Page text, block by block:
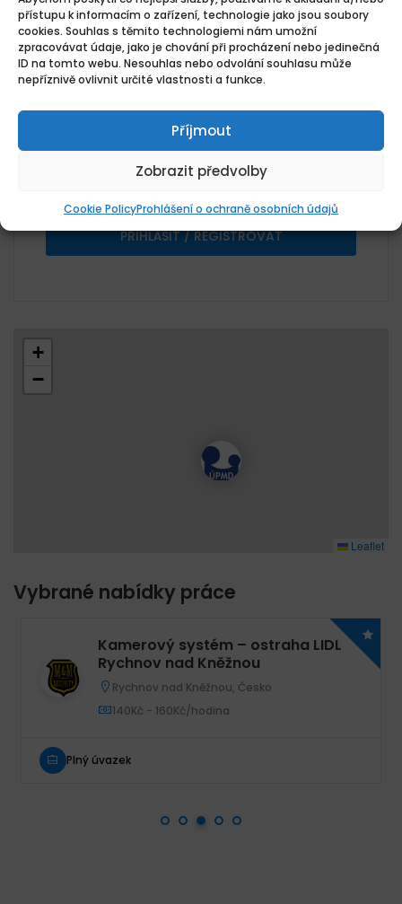
přístupu k informacím o zařízení, technologie jako jsou soubory
cookies. Souhlas s těmito technologiemi nám umožní
zpracovávat údaje, jako je chování při procházení nebo jedinečná
ID na tomto webu. Nesouhlas nebo odvolání souhlasu může
nepříznivě ovlivnit určité vlastnosti a funkce.
Příjmout
Zobrazit předvolby
Cookie PolicyProhlášení o ochraně osobních údajů
Datum zveřejnění
10.08.2026
Umístění
Praha 4, Česko
Kategorie
Biomed.inženýrství Metrolog
Žádosti o zaměstnání
Pro odeslání životopisu se přihlaste nebo
zaregistrujte jako uchazeč.
PŘIHLÁSIT / REGISTROVAT
+
−
Leaflet
Vybrané nabídky práce
Kamerový systém – ostraha LIDL
Rychnov nad Kněžnou
Rychnov nad Kněžnou, Česko
140Kč - 160Kč/hodina
Plný úvazek